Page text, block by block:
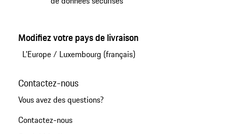
Modifiez votre pays de livraison
L'Europe/ Luxembourg (français)
Contactez-nous
Vous avez des questions?
Contactez-nous